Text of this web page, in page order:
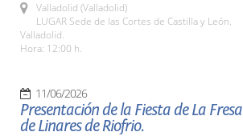
Valladolid (Valladolid)
LUGAR Sede de las Cortes de Castilla y León.
Valladolid.
Hora: 12:00 h.
11/06/2026
Presentación de la Fiesta de La Fresa
de Linares de Riofrio.